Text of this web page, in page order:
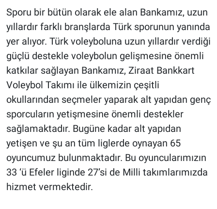
Sporu bir bütün olarak ele alan Bankamız, uzun
yıllardır farklı branşlarda Türk sporunun yanında
yer alıyor. Türk voleyboluna uzun yıllardır verdiği
güçlü destekle voleybolun gelişmesine önemli
katkılar sağlayan Bankamız, Ziraat Bankkart
Voleybol Takımı ile ülkemizin çeşitli
okullarından seçmeler yaparak alt yapıdan genç
sporcuların yetişmesine önemli destekler
sağlamaktadır. Bugüne kadar alt yapıdan
yetişen ve şu an tüm liglerde oynayan 65
oyuncumuz bulunmaktadır. Bu oyuncularımızın
33 ‘ü Efeler liginde 27’si de Milli takımlarımızda
hizmet vermektedir.